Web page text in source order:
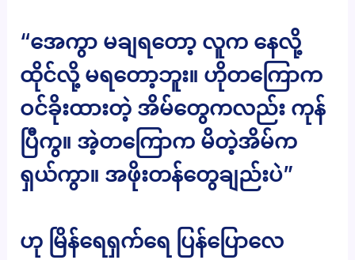
“အေကွာ မချရတော့ လူက နေလို့
ထိုင်လို့ မရတော့ဘူး။ ဟိုတကြောက
ဝင်ခိုးထားတဲ့ အိမ်တွေကလည်း ကုန်
ပြီကွ။ အဲ့တကြောက မိတဲ့အိမ်က
ရှယ်ကွာ။ အဖိုးတန်တွေချည်းပဲ”
ဟု မြိန်ရေရှက်ရေ ပြန်ပြောလေ